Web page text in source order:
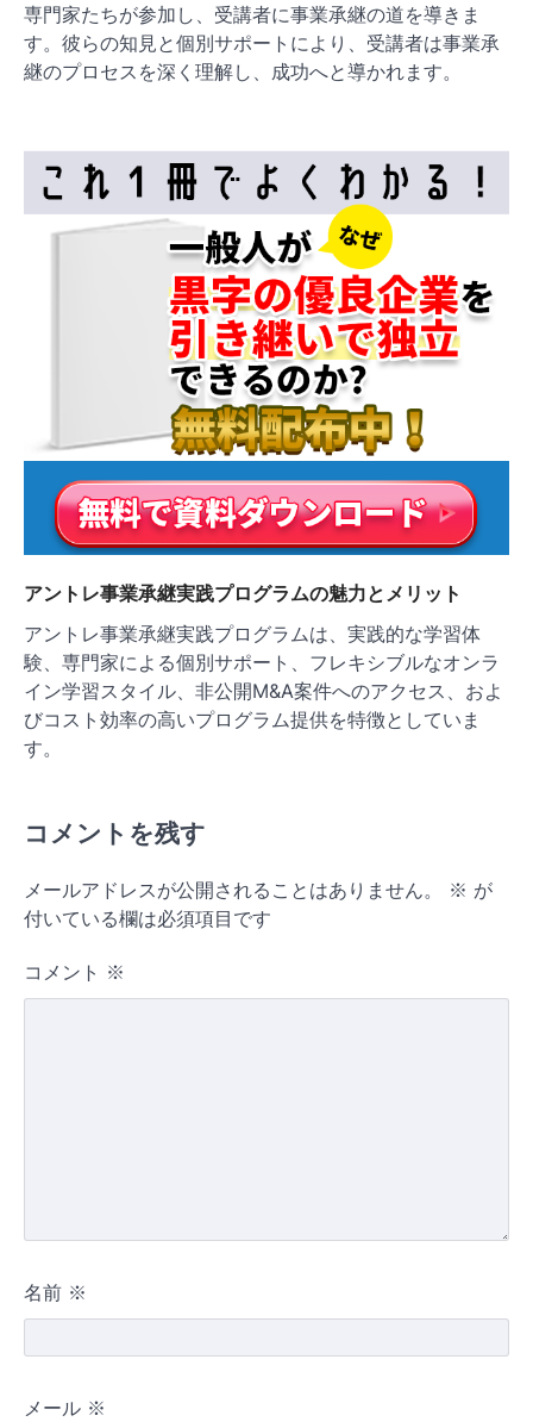
専門家たちが参加し、受講者に事業承継の道を導きま
す。彼らの知見と個別サポートにより、受講者は事業承
継のプロセスを深く理解し、成功へと導かれます。
アントレ事業承継実践プログラムの魅力とメリット
アントレ事業承継実践プログラムは、実践的な学習体
験、専門家による個別サポート、フレキシブルなオンラ
イン学習スタイル、非公開M&A案件へのアクセス、およ
びコスト効率の高いプログラム提供を特徴としていま
す。
コメントを残す
メールアドレスが公開されることはありません。 ※ が
付いている欄は必須項目です
コメント ※
名前 ※
メール ※